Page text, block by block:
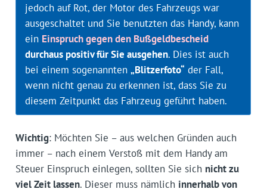
jedoch auf Rot, der Motor des Fahrzeugs war
ausgeschaltet und Sie benutzten das Handy, kann
ein Einspruch gegen den Bußgeldbescheid
durchaus positiv für Sie ausgehen. Dies ist auch
bei einem sogenannten „Blitzerfoto“ der Fall,
wenn nicht genau zu erkennen ist, dass Sie zu
diesem Zeitpunkt das Fahrzeug geführt haben.
Wichtig: Möchten Sie – aus welchen Gründen auch
immer – nach einem Verstoß mit dem Handy am
Steuer Einspruch einlegen, sollten Sie sich nicht zu
viel Zeit lassen. Dieser muss nämlich innerhalb von